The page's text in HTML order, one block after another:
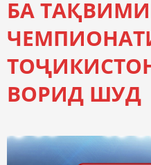
БА
ВОРИД ШУД